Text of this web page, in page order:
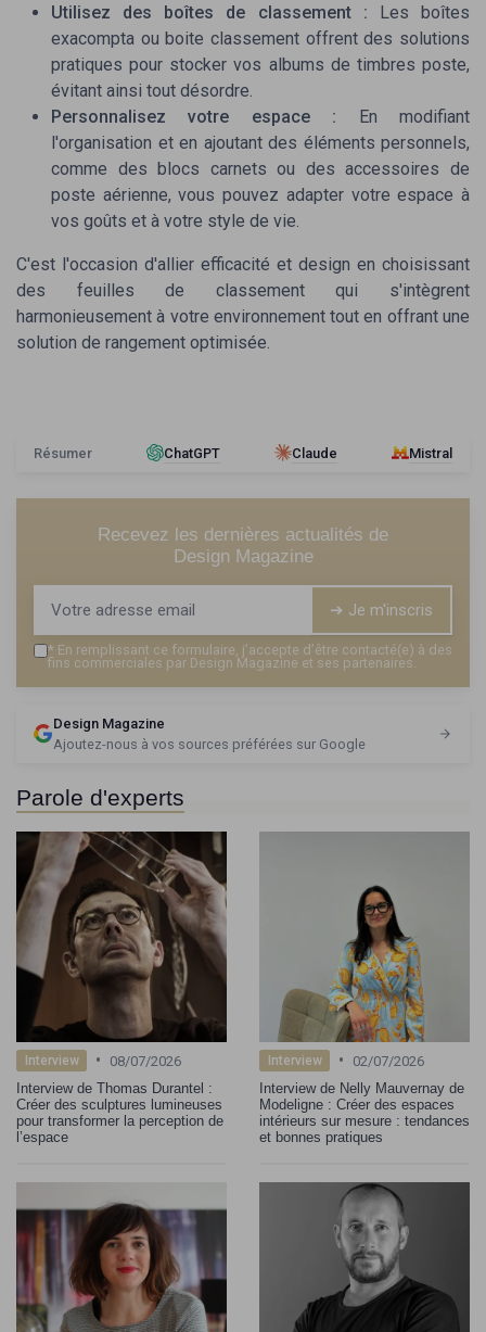
Utilisez des boîtes de classement : Les boîtes
exacompta ou boite classement offrent des solutions
pratiques pour stocker vos albums de timbres poste,
évitant ainsi tout désordre.
Personnalisez votre espace : En modifiant
l'organisation et en ajoutant des éléments personnels,
comme desblocs carnets ou desaccessoires de
poste aérienne, vous pouvez adapter votre espace à
vos goûts et à votre style de vie.
C'est l'occasion d'allier efficacité et design en choisissant
des feuilles de classement qui s'intègrent
harmonieusement à votre environnement tout en offrant une
solution de rangement optimisée.
Résumer ChatGPT Claude Mistral
Recevez les dernières actualités de
Design Magazine
➔ Je m'inscris
* En remplissant ce formulaire, j’accepte d’être contacté(e) à des
fins commerciales par Design Magazine et ses partenaires.
Design Magazine
Ajoutez-nous à vos sources préférées sur Google
Parole d'experts
Interview •
08/07/2026
Interview de Thomas Durantel :
Créer des sculptures lumineuses
pour transformer la perception de
l’espace
Interview •
02/07/2026
Interview de Nelly Mauvernay de
Modeligne : Créer des espaces
intérieurs sur mesure : tendances
et bonnes pratiques